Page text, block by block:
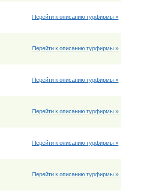
Перейти к описанию турфирмы »
Перейти к описанию турфирмы »
Перейти к описанию турфирмы »
Перейти к описанию турфирмы »
Перейти к описанию турфирмы »
Перейти к описанию турфирмы »